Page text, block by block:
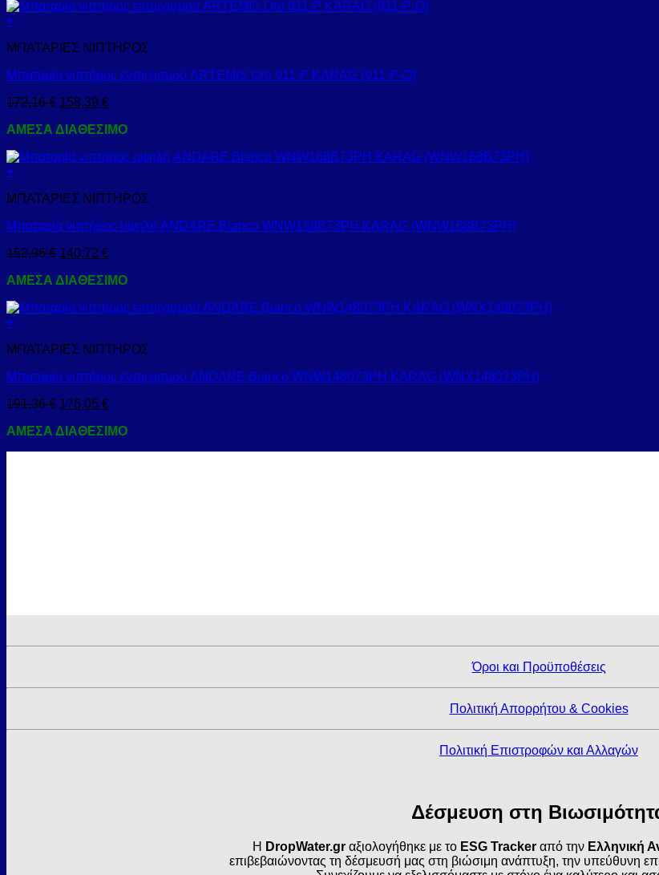
+
ΜΠΑΤΑΡΙΕΣ ΝΙΠΤΗΡΟΣ
Μπαταρία νιπτήρος εντοιχισμού ARTEMIS Oro 911-P KARAG (911-P-O)
172,16€ 158,39 €
ΑΜΕΣΑ ΔΙΑΘΕΣΙΜΟ
+
ΜΠΑΤΑΡΙΕΣ ΝΙΠΤΗΡΟΣ
Μπαταρία νιπτήρος υψηλή ANDARE Bianco WNW168B73PH KARAG (WNW168B73PH)
152,96€ 140,72 €
ΑΜΕΣΑ ΔΙΑΘΕΣΙΜΟ
+
ΜΠΑΤΑΡΙΕΣ ΝΙΠΤΗΡΟΣ
Μπαταρία νιπτήρος εντοιχισμού ANDARE Bianco WNW148073PH KARAG (WNX148073PH)
191,36€ 176,05 €
ΑΜΕΣΑ ΔΙΑΘΕΣΙΜΟ
Όροι και Προϋποθέσεις
Πολιτική Απορρήτου & Cookies
Πολιτική Επιστροφών και Αλλαγών
Δέσμευση στη
Η DropWater.gr αξιολογήθηκε με το ESG Tracker από την Ελληνική
επιβεβαιώνοντας τη δέσμευσή μας στη βιώσιμη ανάπτυξη, την υπεύθυνη